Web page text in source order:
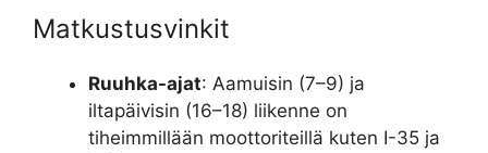
Matkustusvinkit
Ruuhka-ajat: Aamuisin (7–9) ja
iltapäivisin (16–18) liikenne on
tiheimmillään moottoriteillä kuten I-35 ja